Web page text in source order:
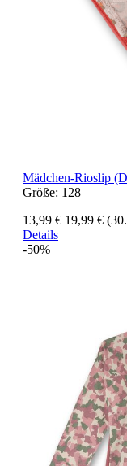
Mädchen-Rioslip
Größe: 128
13,99 € 19,99 €
Details
-50%